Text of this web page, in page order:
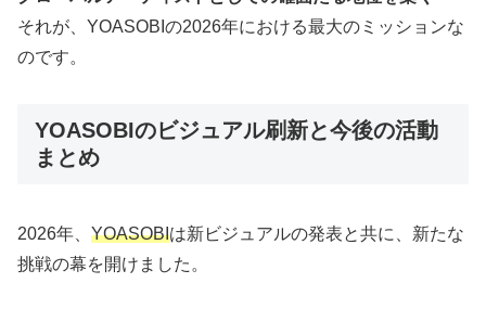
それが、YOASOBIの2026年における最大のミッションな
のです。
YOASOBIのビジュアル刷新と今後の活動
まとめ
2026年、 YOASOBIは新ビジュアルの発表と共に、新たな
挑戦の幕を開けました。